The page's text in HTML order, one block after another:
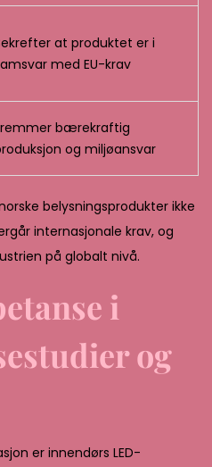
at produktet er i
med EU-krav
bærekraftig
og miljøansvar
belysningsprodukter ikke
internasjonale krav, og
på globalt nivå.
i
og
er innendørs LED-